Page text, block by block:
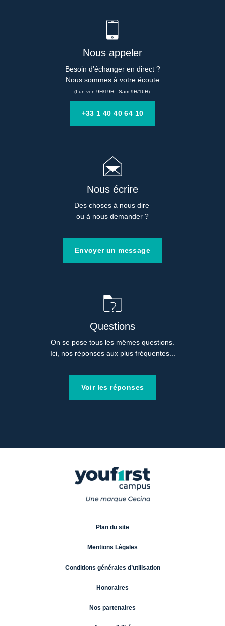
Nous appeler
Besoin d'échanger en direct ?
Nous sommes à votre écoute
(Lun-ven 9H/19H - Sam 9H/16H).
+33 1 40 40 64 10
Nous écrire
Des choses à nous dire
ou à nous demander ?
Envoyer un message
Questions
On se pose tous les mêmes questions.
Ici, nos réponses aux plus fréquentes...
Voir les réponses
Plan du site
Mentions Légales
Conditions générales d’utilisation
Honoraires
Nos partenaires